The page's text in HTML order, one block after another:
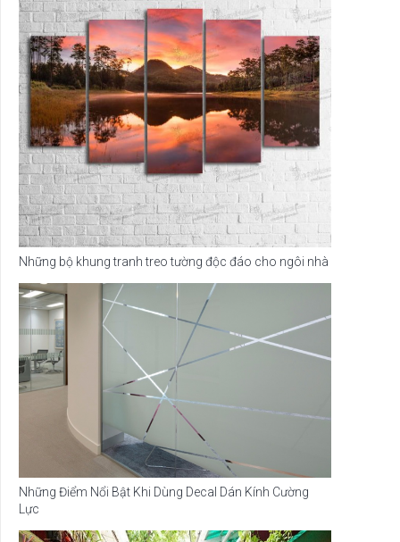
Những bộ khung tranh treo tường độc đáo cho ngôi nhà
Những Điểm Nổi Bật Khi Dùng Decal Dán Kính Cường
Lực